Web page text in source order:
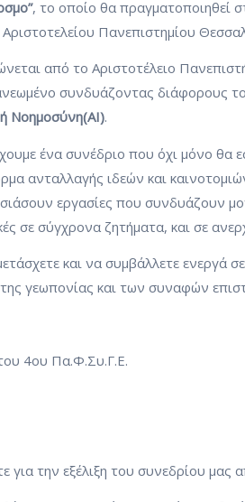
, το οποίο θα πραγματοποιηθεί
Πανεπιστημίου
από το Αριστοτέλειο
συνδυάζοντας διάφορους
Νοημοσύνη(ΑΙ).
ένα συνέδριο που όχι μόνο θα
ανταλλαγής ιδεών και
εργασίες που συνδυάζουν
σε σύγχρονα ζητήματα, και σε
και να συμβάλλετε ενεργά
γεωπονίας και των συναφών
4ου Πα.Φ.Συ.Γ.Ε.
για την εξέλιξη του συνεδρίου